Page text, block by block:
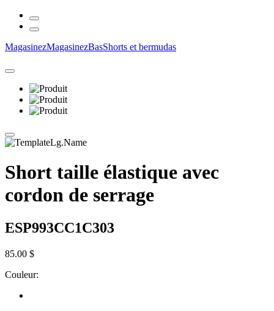
MagasinezMagasinezBasShorts et bermudas
Short taille élastique avec
cordon de serrage
ESP993CC1C303
85.00 $
Couleur: